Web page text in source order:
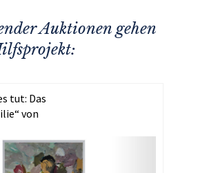
Auktionen gehen
tut: Das
von